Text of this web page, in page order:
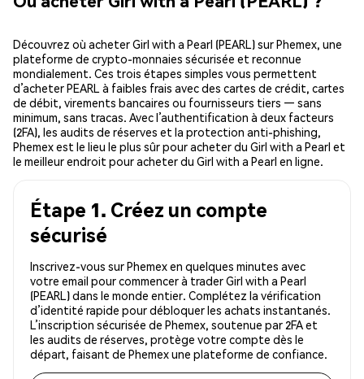
Découvrez où acheter Girl with a Pearl (PEARL) sur Phemex, une
plateforme de crypto-monnaies sécurisée et reconnue
mondialement. Ces trois étapes simples vous permettent
d’acheter PEARL à faibles frais avec des cartes de crédit, cartes
de débit, virements bancaires ou fournisseurs tiers — sans
minimum, sans tracas. Avec l’authentification à deux facteurs
(2FA), les audits de réserves et la protection anti-phishing,
Phemex est le lieu le plus sûr pour acheter du Girl with a Pearl et
le meilleur endroit pour acheter du Girl with a Pearl en ligne.
Étape 1. Créez un compte
sécurisé
Inscrivez-vous sur Phemex en quelques minutes avec
votre email pour commencer à trader Girl with a Pearl
(PEARL) dans le monde entier. Complétez la vérification
d’identité rapide pour débloquer les achats instantanés.
L’inscription sécurisée de Phemex, soutenue par 2FA et
les audits de réserves, protège votre compte dès le
départ, faisant de Phemex une plateforme de confiance.